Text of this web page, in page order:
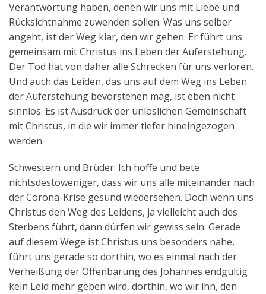
Verantwortung haben, denen wir uns mit Liebe und
Rücksichtnahme zuwenden sollen. Was uns selber
angeht, ist der Weg klar, den wir gehen: Er führt uns
gemeinsam mit Christus ins Leben der Auferstehung.
Der Tod hat von daher alle Schrecken für uns verloren.
Und auch das Leiden, das uns auf dem Weg ins Leben
der Auferstehung bevorstehen mag, ist eben nicht
sinnlos. Es ist Ausdruck der unlöslichen Gemeinschaft
mit Christus, in die wir immer tiefer hineingezogen
werden.
Schwestern und Brüder: Ich hoffe und bete
nichtsdestoweniger, dass wir uns alle miteinander nach
der Corona-Krise gesund wiedersehen. Doch wenn uns
Christus den Weg des Leidens, ja vielleicht auch des
Sterbens führt, dann dürfen wir gewiss sein: Gerade
auf diesem Wege ist Christus uns besonders nahe,
führt uns gerade so dorthin, wo es einmal nach der
Verheißung der Offenbarung des Johannes endgültig
kein Leid mehr geben wird, dorthin, wo wir ihn, den